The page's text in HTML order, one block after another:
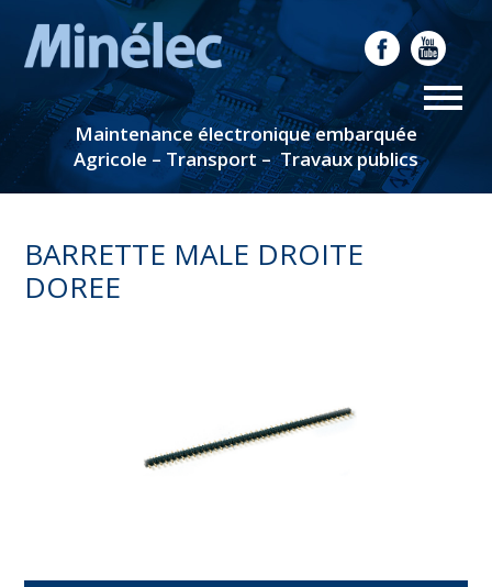
Maintenance électronique embarquée
Agricole – Transport – Travaux publics
BARRETTE MALE DROITE
DOREE